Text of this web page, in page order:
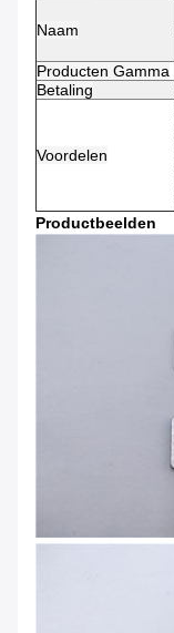
Naam
Producten Gamma
Betaling
Voordelen
Productbeelden